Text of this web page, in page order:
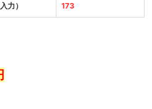
力） 173